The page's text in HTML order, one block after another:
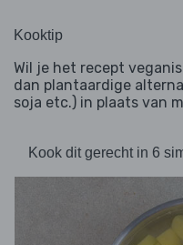
Kooktip
Wil je het recept
dan plantaardige
soja etc.) in plaats van
Kook dit gerecht in 6